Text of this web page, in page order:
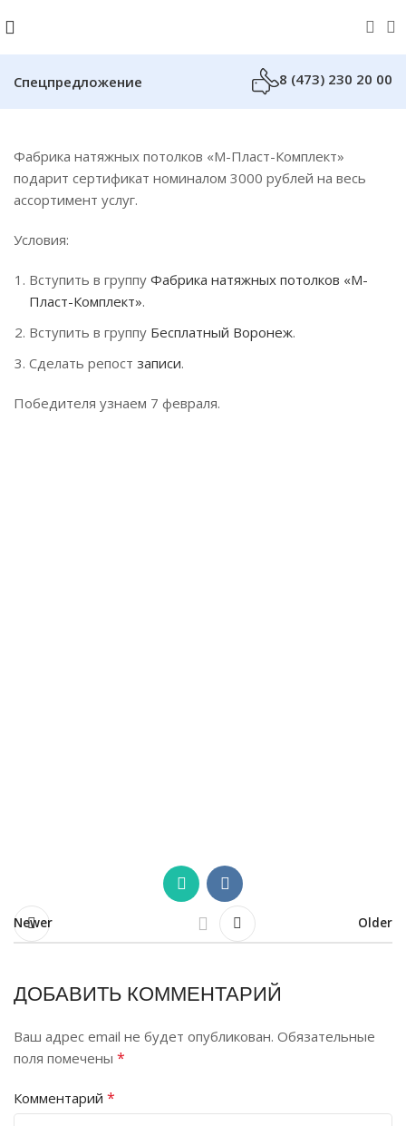
Спецпредложение 8 (473) 230 20 00
Фабрика натяжных потолков «М-Пласт-Комплект»
подарит сертификат номиналом 3000 рублей на весь
ассортимент услуг.
Условия:
Вступить в группу Фабрика натяжных потолков «М-
Пласт-Комплект».
Вступить в группу Бесплатный Воронеж.
Сделать репост записи.
Победителя узнаем 7 февраля.
Newer Older
ДОБАВИТЬ КОММЕНТАРИЙ
Ваш адрес email не будет опубликован. Обязательные
поля помечены *
Комментарий *